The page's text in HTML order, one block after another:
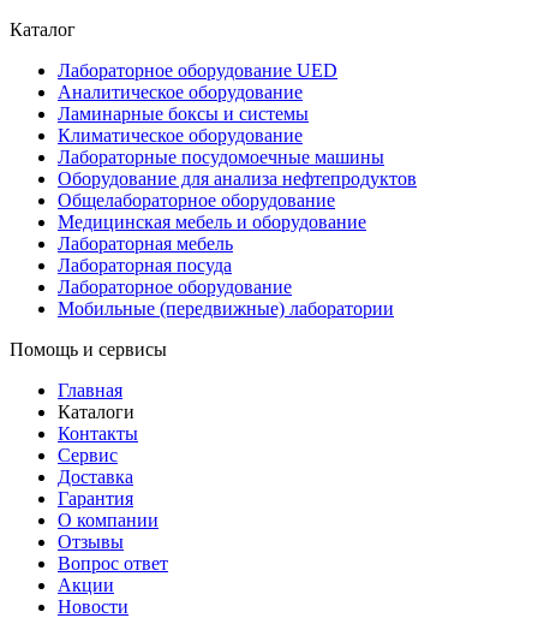
Каталог
Лабораторное оборудование UED
Аналитическое оборудование
Ламинарные боксы и системы
Климатическое оборудование
Лабораторные посудомоечные машины
Оборудование для анализа нефтепродуктов
Общелабораторное оборудование
Медицинская мебель и оборудование
Лабораторная мебель
Лабораторная посуда
Лабораторное оборудование
Мобильные (передвижные) лаборатории
Помощь и сервисы
Главная
Каталоги
Контакты
Сервис
Доставка
Гарантия
О компании
Отзывы
Вопрос ответ
Акции
Новости